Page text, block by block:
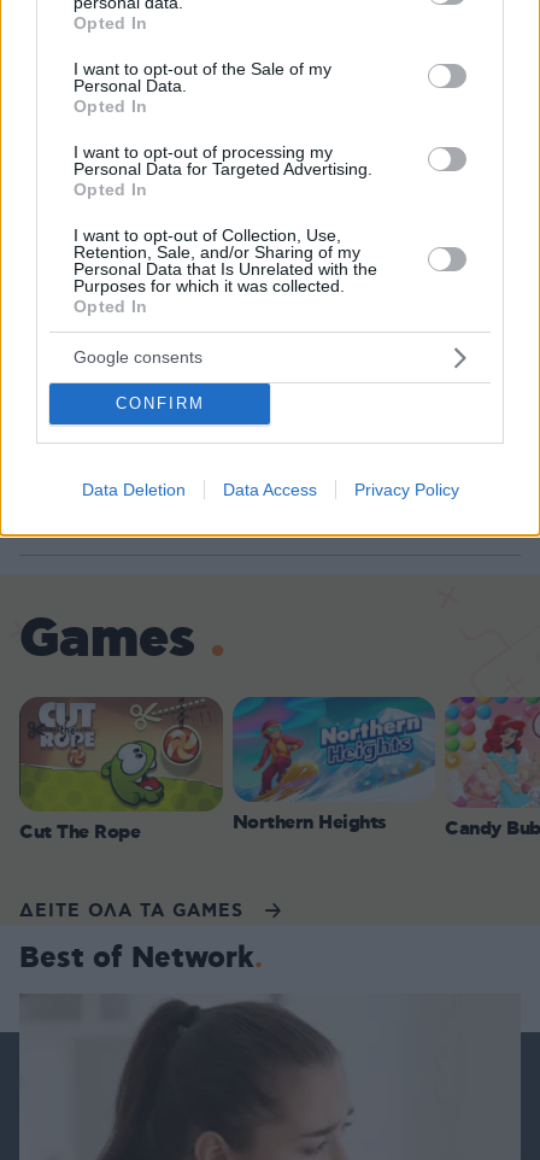
grant or deny consent to Google and its third-party tags to
use your data for below specified purposes in below Google
consent section.
Opted In
I want to opt-out of the Sale of my
Personal Data.
Opted In
I want to opt-out of processing my
Personal Data for Targeted Advertising.
Opted In
I want to opt-out of Collection, Use,
Retention, Sale, and/or Sharing of my
Personal Data that Is Unrelated with the
Purposes for which it was collected.
Opted In
Google consents
CONFIRM
Data Deletion Data Access Privacy Policy
πυρκαγιά στη Γιούτα
Βίντεο: Μεθυσμένη σκότωσε νύφη
λίγες ώρες μετά τον γάμο της και στο
τμήμα ζητούσε κλαίγοντας τον πατέρα
08.08.2026, 09:25 118
Μαρία Εκμεκτσίογλου: Ζω καθημερινά
θαύματα, πρώτα είναι ο Θεός και μετά
οι γιοι μου
Games
Cut The Rope Northern Heights Candy
ΔΕΙΤΕ ΟΛΑ ΤΑ GAMES
Best of Network